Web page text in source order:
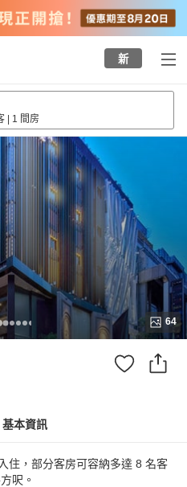
新
| 1 間房
64
基本資訊
住，部分客房可容納多達 8 名客
呎。